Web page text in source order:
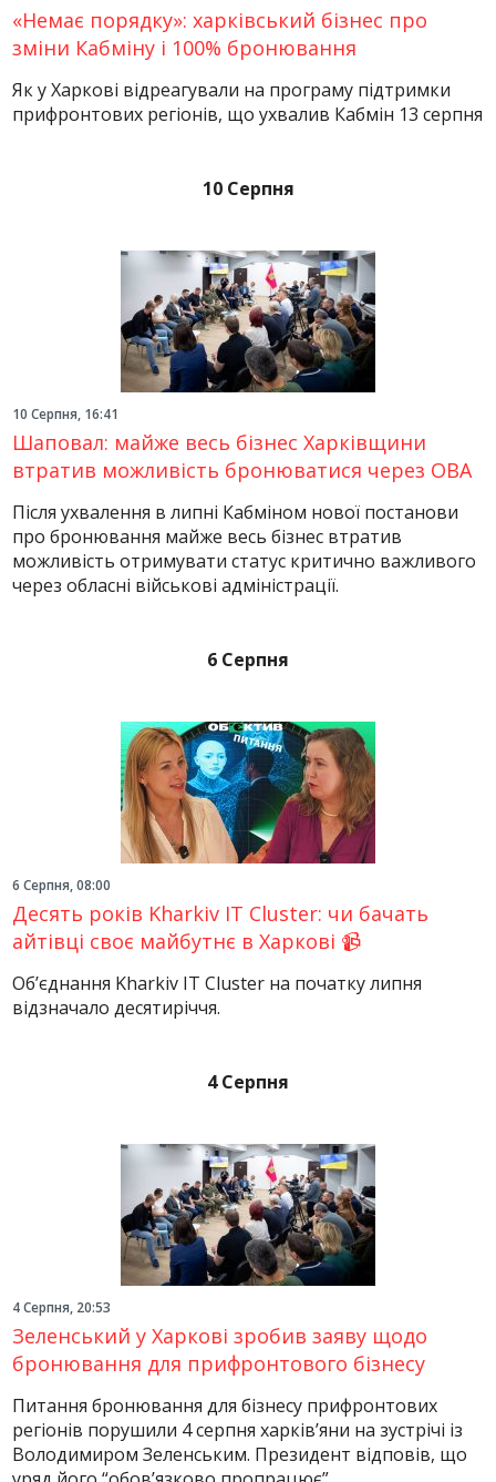
«Немає порядку»: харківський бізнес про
зміни Кабміну і 100% бронювання
Як у Харкові відреагували на програму підтримки
прифронтових регіонів, що ухвалив Кабмін 13 серпня
10 Серпня
10 Серпня, 16:41
Шаповал: майже весь бізнес Харківщини
втратив можливість бронюватися через ОВА
Після ухвалення в липні Кабміном нової постанови
про бронювання майже весь бізнес втратив
можливість отримувати статус критично важливого
через обласні військові адміністрації.
6 Серпня
6 Серпня, 08:00
Десять років Kharkiv IT Cluster: чи бачать
айтівці своє майбутнє в Харкові 📹
Об’єднання Kharkiv IT Cluster на початку липня
відзначало десятиріччя.
4 Серпня
4 Серпня, 20:53
Зеленський у Харкові зробив заяву щодо
бронювання для прифронтового бізнесу
Питання бронювання для бізнесу прифронтових
регіонів порушили 4 серпня харків’яни на зустрічі із
Володимиром Зеленським. Президент відповів, що